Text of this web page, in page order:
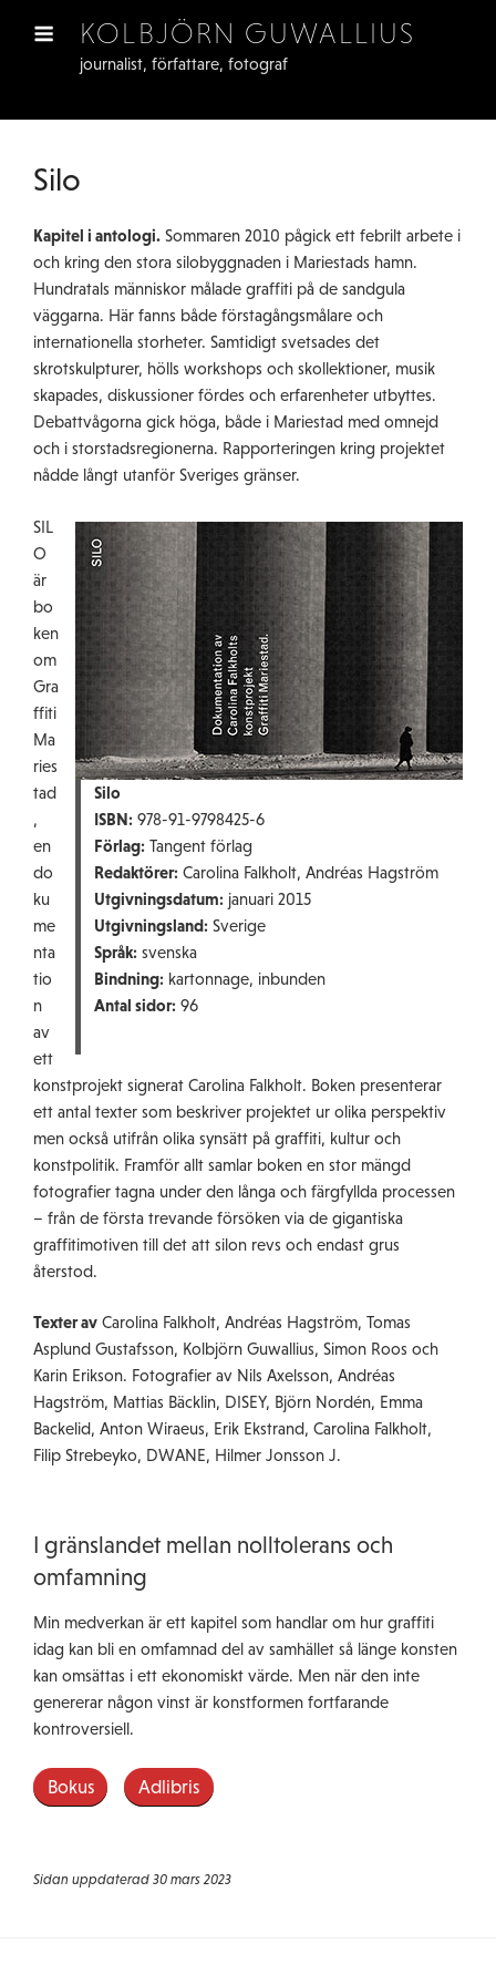
KOLBJÖRN GUWALLIUS
journalist, författare, fotograf
Silo
Kapitel i antologi. Sommaren 2010 pågick ett febrilt arbete i
och kring den stora silobyggnaden i Mariestads hamn.
Hundratals människor målade graffiti på de sandgula
väggarna. Här fanns både förstagångsmålare och
internationella storheter. Samtidigt svetsades det
skrotskulpturer, hölls workshops och skollektioner, musik
skapades, diskussioner fördes och erfarenheter utbyttes.
Debattvågorna gick höga, både i Mariestad med omnejd
och i storstadsregionerna. Rapporteringen kring projektet
nådde långt utanför Sveriges gränser.
Silo
ISBN:978-91-9798425-6
Förlag:Tangent förlag
Redaktörer:Carolina Falkholt, Andréas Hagström
Utgivningsdatum:januari 2015
Utgivningsland:Sverige
Språk:svenska
Bindning:kartonnage, inbunden
Antal sidor:96
SIL
O
är
bo
ken
om
Gra
ffiti
Ma
ries
tad
,
en
do
ku
me
nta
tio
n
av
ett
konstprojekt signerat Carolina Falkholt. Boken presenterar
ett antal texter som beskriver projektet ur olika perspektiv
men också utifrån olika synsätt på graffiti, kultur och
konstpolitik. Framför allt samlar boken en stor mängd
fotografier tagna under den långa och färgfyllda processen
– från de första trevande försöken via de gigantiska
graffitimotiven till det att silon revs och endast grus
återstod.
Texter av Carolina Falkholt, Andréas Hagström, Tomas
Asplund Gustafsson, Kolbjörn Guwallius, Simon Roos och
Karin Erikson. Fotografier av Nils Axelsson, Andréas
Hagström, Mattias Bäcklin, DISEY, Björn Nordén, Emma
Backelid, Anton Wiraeus, Erik Ekstrand, Carolina Falkholt,
Filip Strebeyko, DWANE, Hilmer Jonsson J.
I gränslandet mellan nolltolerans och
omfamning
Min medverkan är ett kapitel som handlar om hur graffiti
idag kan bli en omfamnad del av samhället så länge konsten
kan omsättas i ett ekonomiskt värde. Men när den inte
genererar någon vinst är konstformen fortfarande
kontroversiell.
Bokus Adlibris
Sidan uppdaterad 30 mars 2023